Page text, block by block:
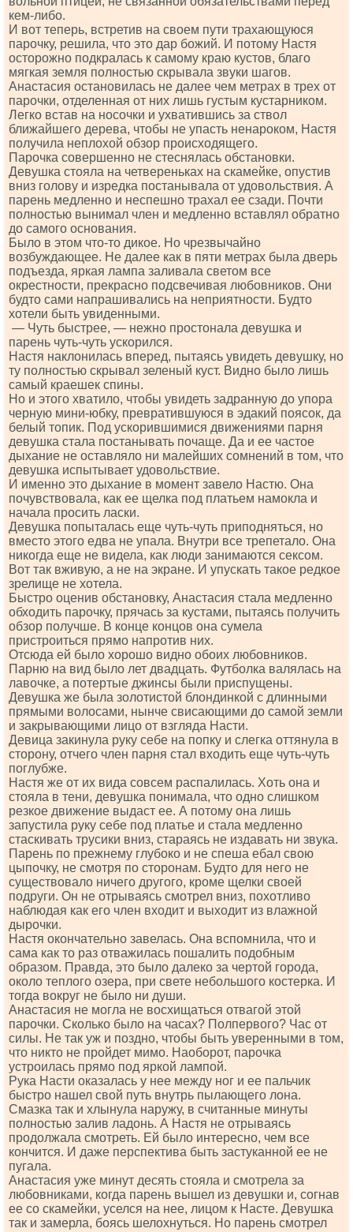
кем-либо.
И вот теперь, встретив на своем пути трахающуюся
парочку, решила, что это дар божий. И потому Настя
осторожно подкралась к самому краю кустов, благо
мягкая земля полностью скрывала звуки шагов.
Анастасия остановилась не далее чем метрах в трех от
парочки, отделенная от них лишь густым кустарником.
Легко встав на носочки и ухватившись за ствол
ближайшего дерева, чтобы не упасть ненароком, Настя
получила неплохой обзор происходящего.
Парочка совершенно не стеснялась обстановки.
Девушка стояла на четвереньках на скамейке, опустив
вниз голову и изредка постанывала от удовольствия. А
парень медленно и неспешно трахал ее сзади. Почти
полностью вынимал член и медленно вставлял обратно
до самого основания.
Было в этом что-то дикое. Но чрезвычайно
возбуждающее. Не далее как в пяти метрах была дверь
подъезда, яркая лампа заливала светом все
окрестности, прекрасно подсвечивая любовников. Они
будто сами напрашивались на неприятности. Будто
хотели быть увиденными.
— Чуть быстрее, — нежно простонала девушка и
парень чуть-чуть ускорился.
Настя наклонилась вперед, пытаясь увидеть девушку, но
ту полностью скрывал зеленый куст. Видно было лишь
самый краешек спины.
Но и этого хватило, чтобы увидеть задранную до упора
черную мини-юбку, превратившуюся в эдакий поясок, да
белый топик. Под ускорившимися движениями парня
девушка стала постанывать почаще. Да и ее частое
дыхание не оставляло ни малейших сомнений в том, что
девушка испытывает удовольствие.
И именно это дыхание в момент завело Настю. Она
почувствовала, как ее щелка под платьем намокла и
начала просить ласки.
Девушка попыталась еще чуть-чуть приподняться, но
вместо этого едва не упала. Внутри все трепетало. Она
никогда еще не видела, как люди занимаются сексом.
Вот так вживую, а не на экране. И упускать такое редкое
зрелище не хотела.
Быстро оценив обстановку, Анастасия стала медленно
обходить парочку, прячась за кустами, пытаясь получить
обзор получше. В конце концов она сумела
пристроиться прямо напротив них.
Отсюда ей было хорошо видно обоих любовников.
Парню на вид было лет двадцать. Футболка валялась на
лавочке, а потертые джинсы были приспущены.
Девушка же была золотистой блондинкой с длинными
прямыми волосами, нынче свисающими до самой земли
и закрывающими лицо от взгляда Насти.
Девица закинула руку себе на попку и слегка оттянула в
сторону, отчего член парня стал входить еще чуть-чуть
поглубже.
Настя же от их вида совсем распалилась. Хоть она и
стояла в тени, девушка понимала, что одно слишком
резкое движение выдаст ее. А потому она лишь
запустила руку себе под платье и стала медленно
стаскивать трусики вниз, стараясь не издавать ни звука.
Парень по прежнему глубоко и не спеша ебал свою
цыпочку, не смотря по сторонам. Будто для него не
существовало ничего другого, кроме щелки своей
подруги. Он не отрываясь смотрел вниз, похотливо
наблюдая как его член входит и выходит из влажной
дырочки.
Настя окончательно завелась. Она вспомнила, что и
сама как то раз отважилась пошалить подобным
образом. Правда, это было далеко за чертой города,
около теплого озера, при свете небольшого костерка. И
тогда вокруг не было ни души.
Анастасия не могла не восхищаться отвагой этой
парочки. Сколько было на часах? Полпервого? Час от
силы. Не так уж и поздно, чтобы быть уверенными в том,
что никто не пройдет мимо. Наоборот, парочка
устроилась прямо под яркой лампой.
Рука Насти оказалась у нее между ног и ее пальчик
быстро нашел свой путь внутрь пылающего лона.
Смазка так и хлынула наружу, в считанные минуты
полностью залив ладонь. А Настя не отрываясь
продолжала смотреть. Ей было интересно, чем все
кончится. И даже перспектива быть застуканной ее не
пугала.
Анастасия уже минут десять стояла и смотрела за
любовниками, когда парень вышел из девушки и, согнав
ее со скамейки, уселся на нее, лицом к Насте. Девушка
так и замерла, боясь шелохнуться. Но парень смотрел